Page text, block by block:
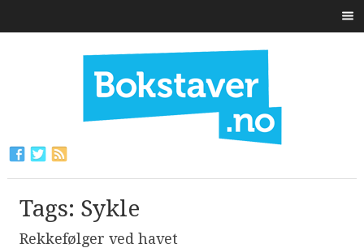
Tags: Sykle
Rekkefølger ved havet